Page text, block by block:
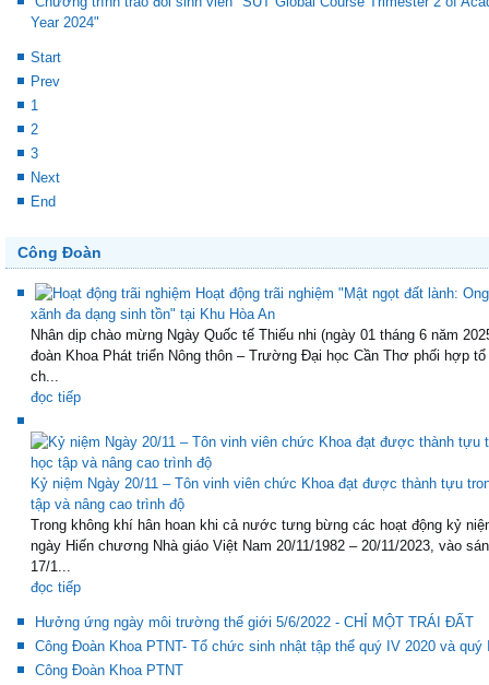
Year 2024"
Start
Prev
1
2
3
Next
End
Công Đoàn
Hoạt động trãi nghiệm "Mật ngọt đất lành:
xãnh đa dạng sinh tồn" tại Khu Hòa An
Nhân dịp chào mừng Ngày Quốc tế Thiếu nhi (ngày 01 tháng 6 năm
đoàn Khoa Phát triển Nông thôn – Trường Đại học Cần Thơ phối hợp
ch...
đọc tiếp
Kỷ niệm Ngày 20/11 – Tôn vinh viên chức Khoa đạt được thành tựu
tập và nâng cao trình độ
Trong không khí hân hoan khi cả nước tưng bừng các hoạt động kỷ
ngày Hiến chương Nhà giáo Việt Nam 20/11/1982 – 20/11/2023, vào
17/1...
đọc tiếp
Hưởng ứng ngày môi trường thế giới 5/6/2022 - CHỈ MỘT TRÁI ĐẤT
Công Đoàn Khoa PTNT- Tổ chức sinh nhật tập thể quý IV 2020 và quý
Công Đoàn Khoa PTNT